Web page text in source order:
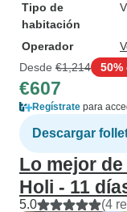
Tipo de
habitación
Operador
Desde €1,214
€607
Regístrate para
Descargar
Lo mejor
Holi - 11
5.0 (4